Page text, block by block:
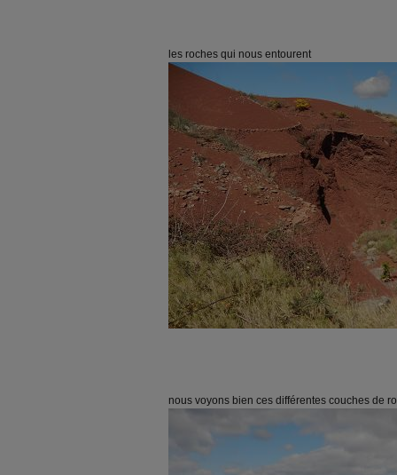
les roches qui nous entourent
nous voyons bien ces différentes couches de